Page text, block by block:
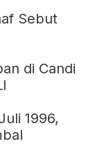
Sebut
di Candi
1996,